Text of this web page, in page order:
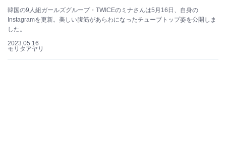
韓国の9人組ガールズグループ・TWICEのミナさんは5月16日、自身の
Instagramを更新。美しい腹筋があらわになったチューブトップ姿を公開しま
した。
2023.05.16
モリタアヤリ